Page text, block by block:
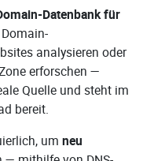
Datenbank für
analysieren oder
erforschen —
Quelle und steht im
bereit.
um neu